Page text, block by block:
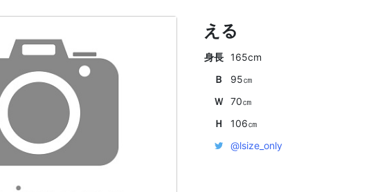
える
身長
165cm
Ｂ
95㎝
Ｗ
70㎝
Ｈ
106㎝
@lsize_only